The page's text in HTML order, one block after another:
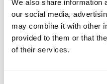
We also share information
our social media,
may combine it with other
provided to them or that
of their services.
Addresse
Postleitzahl